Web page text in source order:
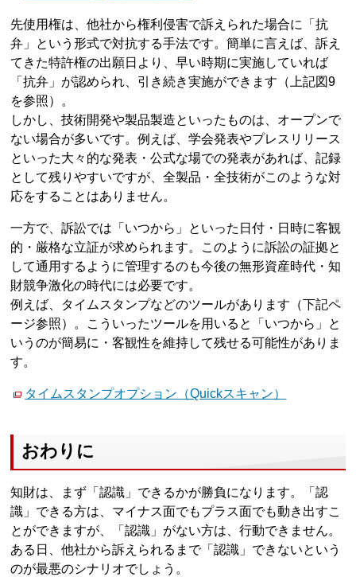
先使用権は、他社から権利侵害で訴えられた場合に「抗
弁」という形式で対抗する手法です。簡単に言えば、訴え
てきた特許権の出願日より、早い時期に実施していれば
「抗弁」が認められ、引き続き実施ができます（上記図9
を参照）。
しかし、技術開発や製品製造といったものは、オープンで
ない場合が多いです。例えば、学会発表やプレスリリース
といった大々的な発表・公式な場での発表があれば、記録
として残りやすいですが、全製品・全技術がこのような対
応をすることはありません。
一方で、訴訟では「いつから」といった日付・日時に客観
的・厳格な立証が求められます。このように訴訟の証拠と
して通用するように管理するのも今後の無形資産時代・知
財競争激化の時代には必要です。
例えば、タイムスタンプなどのツールがあります（下記ペ
ージ参照）。こういったツールを用いると「いつから」と
いうのが簡易に・客観性を維持して残せる可能性がありま
す。
タイムスタンプオプション（Quickスキャン）
おわりに
知財は、まず「認識」できるかが勝負になります。「認
識」できる方は、マイナス面でもプラス面でも動き出すこ
とができますが、「認識」がない方は、行動できません。
ある日、他社から訴えられるまで「認識」できないという
のが最悪のシナリオでしょう。